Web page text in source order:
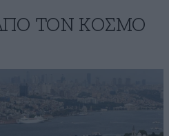
ΤΟΝ ΚΟΣΜΟ